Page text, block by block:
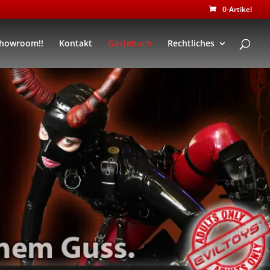
0-Artikel
Kontakt Gästebuch Rechtliches